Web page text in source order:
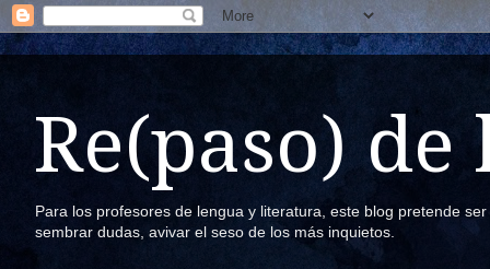
Re(paso) de
Para los profesores de lengua y literatura, este blog pretende
sembrar dudas, avivar el seso de los más inquietos.